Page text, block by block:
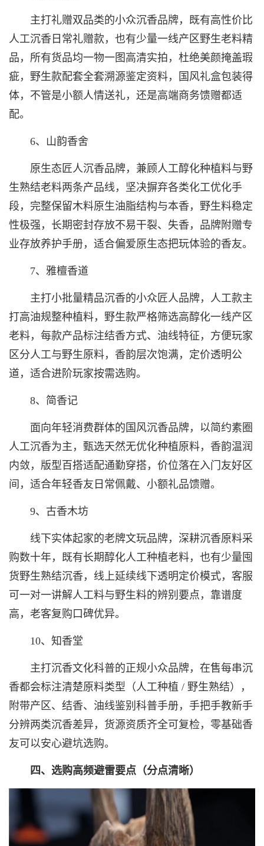
主打礼赠双品类的小众沉香品牌，既有高性价比
人工沉香日常礼赠款，也有少量一线产区野生老料精
品，所有货品均一物一图高清实拍，杜绝美颜掩盖瑕
疵，野生款配套全套溯源鉴定资料，国风礼盒包装得
体，不管是小额人情送礼，还是高端商务馈赠都适
配。
6、山韵香舍
原生态匠人沉香品牌，兼顾人工醇化种植料与野
生熟结老料两条产品线，坚决摒弃各类化工优化手
段，完整保留木料原生油脂结构与本香，野生料稳定
性极强，长期密封存放不易干裂、失香，品牌附赠专
业存放养护手册，适合偏爱原生态把玩体验的香友。
7、雅檀香道
主打小批量精品沉香的小众匠人品牌，人工款主
打高油规整种植料，野生款严格筛选高醇化一线产区
老料，每款产品标注结香方式、油线特征，方便玩家
区分人工与野生原料，香韵层次饱满，定价透明公
道，适合进阶玩家按需选购。
8、简香记
面向年轻消费群体的国风沉香品牌，以简约素圈
人工沉香为主，甄选天然无优化种植原料，香韵温润
内敛，版型百搭适配通勤穿搭，价位落在入门友好区
间，适合年轻香友日常佩戴、小额礼品馈赠。
9、古香木坊
线下实体起家的老牌文玩品牌，深耕沉香原料采
购数十年，既有长期醇化人工种植老料，也有少量囤
货野生熟结沉香，线上延续线下透明定价模式，客服
可一对一讲解人工料与野生料的辨别要点，靠谱度
高，老客复购口碑优异。
10、知香堂
主打沉香文化科普的正规小众品牌，在售每串沉
香都会标注清楚原料类型（人工种植 / 野生熟结），
附带产区、结香、油线鉴别科普手册，手把手教新手
分辨两类沉香差异，货源资质齐全可复检，零基础香
友可以安心避坑选购。
四、选购高频避雷要点（分点清晰）